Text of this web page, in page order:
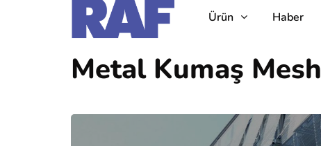
Ürün Haber
Metal Kumaş Mesh